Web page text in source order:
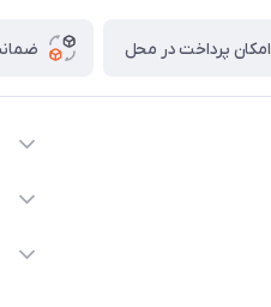
امکان پرداخت در محل